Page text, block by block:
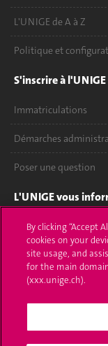
L'UNIGE de A à Z
Politique et
S'inscrire à l'UNIGE
Immatriculations
Démarches
Poser une question
L'UNIGE vous
UNIGE Mobile
Médias
Offres d'emploi
Calendrier
By clicking “Accept
cookies on your
site usage, and
for the main
(xxx.unige.ch).